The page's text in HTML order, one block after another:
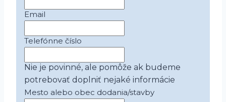
Email
Telefónne číslo
Nie je povinné, ale pomôže ak budeme
potrebovať doplniť nejaké informácie
Mesto alebo obec dodania/stavby